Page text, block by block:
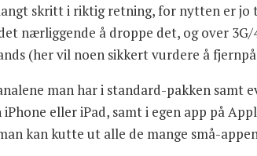
skritt i riktig retning, for nytten er jo
nærliggende å droppe det, og over
(her vil noen sikkert vurdere å
man har i standard-pakken
iPhone eller iPad, samt i egen app på
kan kutte ut alle de mange små-